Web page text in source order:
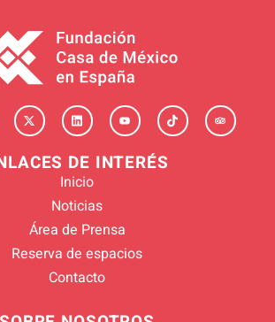
DE INTERÉS
Inicio
Noticias
Área de Prensa
Reserva de espacios
Contacto